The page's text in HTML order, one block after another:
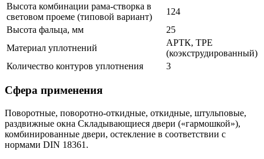
Высота комбинации рама-створка в
световом проеме (типовой вариант)
124
Высота фальца, мм
25
Материал уплотнений
АРТК, ТРЕ
(коэкструдированный)
Количество контуров уплотнения
3
Сфера применения
Поворотные, поворотно-откидные, откидные, штульповые,
раздвижные окна Складывающиеся двери («гармошкой»),
комбинированные двери, остекление в соответствии с
нормами DIN 18361.